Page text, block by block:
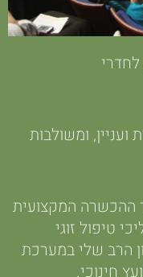
לחדרי
ומשולבות
ההכשרה המקצועית
טיפול זוגי
הרב שלי במערכת
חינוכי.